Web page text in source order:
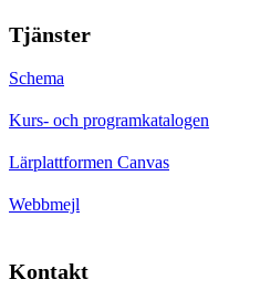
Tjänster
Schema
Kurs- och programkatalogen
Lärplattformen Canvas
Webbmejl
Kontakt